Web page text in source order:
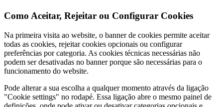
Como Aceitar, Rejeitar ou Configurar Cookies
Na primeira visita ao website, o banner de cookies permite aceitar
todas as cookies, rejeitar cookies opcionais ou configurar
preferências por categoria. As cookies técnicas necessárias não
podem ser desativadas no banner porque são necessárias para o
funcionamento do website.
Pode alterar a sua escolha a qualquer momento através da ligação
"Cookie settings" no rodapé. Essa ligação abre o mesmo painel de